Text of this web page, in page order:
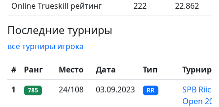
Online Trueskill рейтинг
222 22.862
Последние турниры
все турниры игрока
# Ранг Место Дата Тип
Турнир
1
785 24/108 03.09.2023 RR
SPB Riichi
Open